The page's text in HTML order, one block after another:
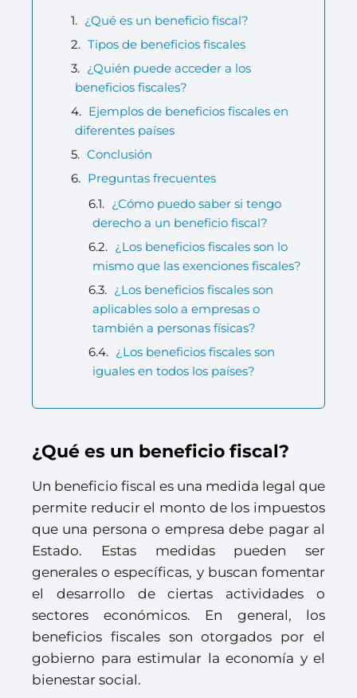
¿Qué es un beneficio fiscal?
Tipos de beneficios fiscales
¿Quién puede acceder a los
beneficios fiscales?
Ejemplos de beneficios fiscales en
diferentes países
Conclusión
Preguntas frecuentes
¿Cómo puedo saber si tengo
derecho a un beneficio fiscal?
¿Los beneficios fiscales son lo
mismo que las exenciones fiscales?
¿Los beneficios fiscales son
aplicables solo a empresas o
también a personas físicas?
¿Los beneficios fiscales son
iguales en todos los países?
¿Qué es un beneficio fiscal?
Un beneficio fiscal es una medida legal que
permite reducir el monto de los impuestos
que una persona o empresa debe pagar al
Estado. Estas medidas pueden ser
generales o específicas, y buscan fomentar
el desarrollo de ciertas actividades o
sectores económicos. En general, los
beneficios fiscales son otorgados por el
gobierno para estimular la economía y el
bienestar social.